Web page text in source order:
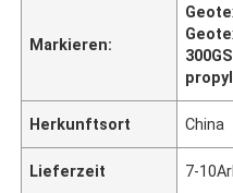
Markieren:
Herkunftsort China
Lieferzeit 7-